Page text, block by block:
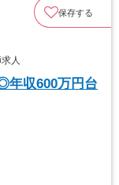
保存する
人
年収600万円台